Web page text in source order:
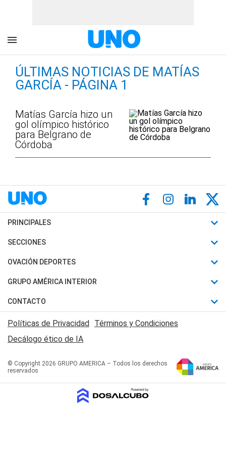
ÚLTIMAS NOTICIAS DE MATÍAS
GARCÍA - PÁGINA 1
Matías García hizo un
gol olímpico histórico
para Belgrano de
Córdoba
PRINCIPALES
Últimas Noticias
Política
Judiciales
Economia
SECCIONES
Horóscopo
Motores
Trucos caseros
Series y Películas
Edictos y Solicitadas
OVACIÓN DEPORTES
Fútbol
Mundial
Automovilismo
Rugby
Básquet
GRUPO AMÉRICA INTERIOR
Canal 7 en Vivo
San Juan 8
CONTACTO
Acerca de Nosotros
Contactanos
Políticas de Privacidad Términos y Condiciones
Decálogo ético de IA
© Copyright 2026 GRUPO AMERICA – Todos los derechos
reservados